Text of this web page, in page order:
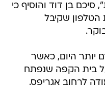
בן דוד והוסיף כי
הטלפון שקיבל
יותר היום, כאשר
בית הקפה שנפתח
לרחוב אגריפס.